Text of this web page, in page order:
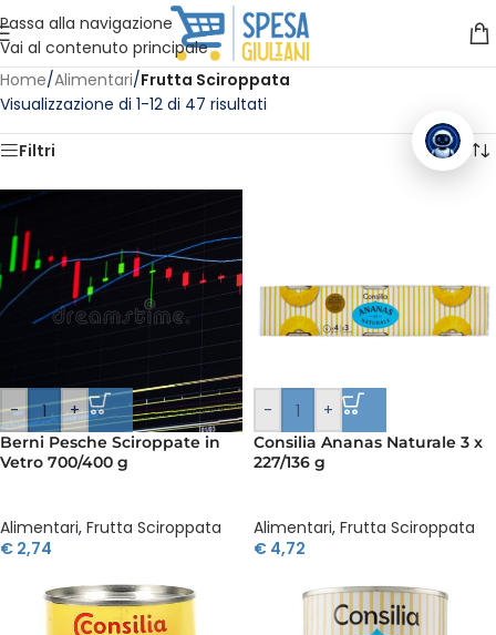
Passa alla navigazione
Vai al contenuto principale
Vuoi assistenza?Clicca qui e ti richiamiamo noi
Home/Alimentari/Frutta Sciroppata
Visualizzazione di 1-12 di 47 risultati
Filtri
- +
Berni Pesche Sciroppate in
Vetro 700/400 g
Alimentari, Frutta Sciroppata
€ 2,74
- +
Consilia Ananas Naturale 3 x
227/136 g
Alimentari, Frutta Sciroppata
€ 4,72